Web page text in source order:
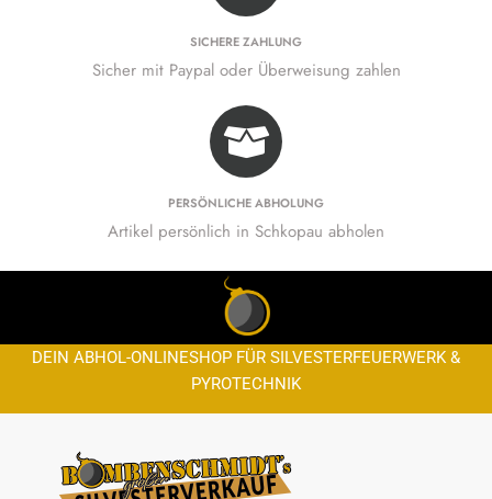
SICHERE ZAHLUNG
Sicher mit Paypal oder Überweisung zahlen
PERSÖNLICHE ABHOLUNG
Artikel persönlich in Schkopau abholen
DEIN ABHOL-ONLINESHOP FÜR SILVESTERFEUERWERK &
PYROTECHNIK